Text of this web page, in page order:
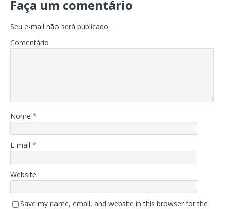
Faça um comentário
Seu e-mail não será publicado.
Comentário
Nome *
E-mail *
Website
Save my name, email, and website in this browser for the